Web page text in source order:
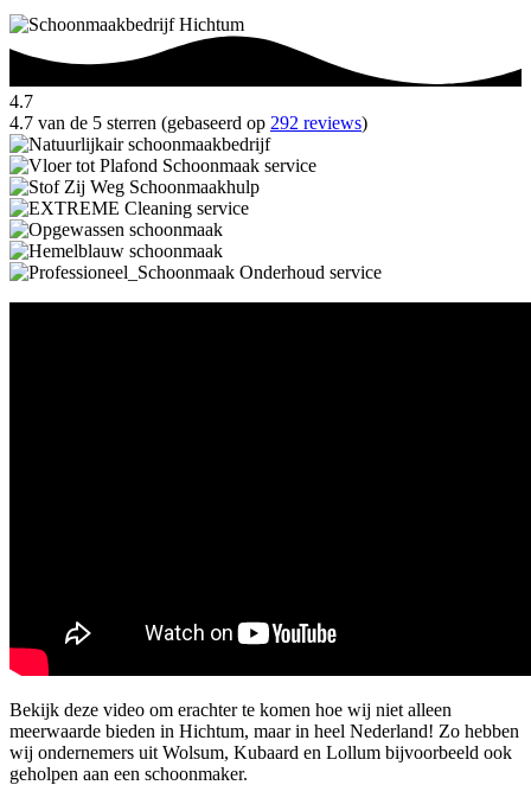
4.7
4.7 van de 5 sterren (gebaseerd op 292 reviews)
Bekijk deze video om erachter te komen hoe wij niet alleen
meerwaarde bieden in Hichtum, maar in heel Nederland! Zo hebben
wij ondernemers uit Wolsum, Kubaard en Lollum bijvoorbeeld ook
geholpen aan een schoonmaker.